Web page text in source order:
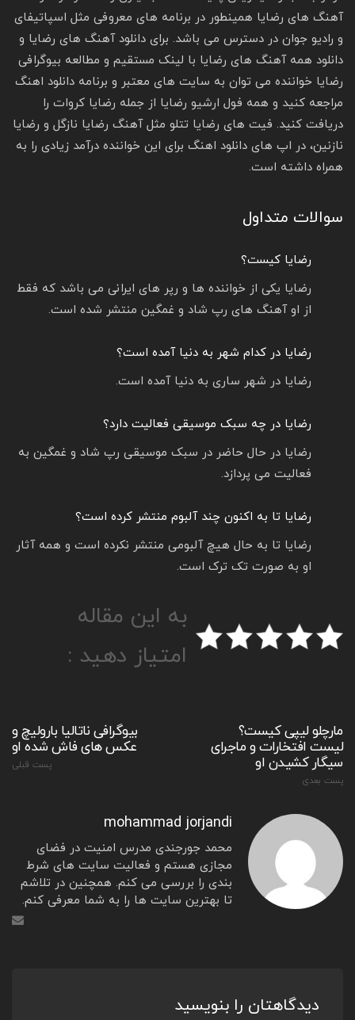
آهنگ های رضایا همینطور در برنامه های معروفی مثل اسپاتیفای
و رادیو جوان در دسترس می باشد. برای دانلود آهنگ های رضایا و
دانلود همه آهنگ های رضایا با لینک مستقیم و مطالعه بیوگرافی
رضایا خواننده می توان به سایت های معتبر و برنامه دانلود اهنگ
مراجعه کنید و همه فول ارشیو رضایا از جمله رضایا کروات را
دریافت کنید. فیت های رضایا تتلو مثل آهنگ رضایا نازگل و رضایا
نازنین، در اپ های دانلود اهنگ برای این خواننده درآمد زیادی را به
همراه داشته است‌.
سوالات متداول
رضایا کیست؟
رضایا یکی از خواننده ها و رپر های ایرانی می باشد که فقط
از او آهنگ های رپ شاد و غمگین منتشر شده است.
رضایا در کدام شهر به دنیا آمده است؟
رضایا در شهر ساری به دنیا آمده است.
رضایا در چه سبک موسیقی فعالیت دارد؟
رضایا در حال حاضر در سبک موسیقی رپ شاد و غمگین به
فعالیت می پردازد.
رضایا تا به اکنون چند آلبوم منتشر کرده است؟
رضایا تا به حال هیچ آلبومی منتشر نکرده است و همه آثار
او به صورت تک ترک است.
به این مقاله
امتیاز دهید :
بیوگرافی ناتالیا بارولیچ و
عکس های فاش شده او
پست قبلی
مارچلو لیپی کیست؟
لیست افتخارات و ماجرای
سیگار کشیدن او
پست بعدی
mohammad jorjandi
محمد جورجندی مدرس امنیت در فضای
مجازی هستم و فعالیت سایت های شرط
بندی را بررسی می کنم. همچنین در تلاشم
تا بهترین سایت ها را به شما معرفی کنم.
دیدگاهتان را بنویسید